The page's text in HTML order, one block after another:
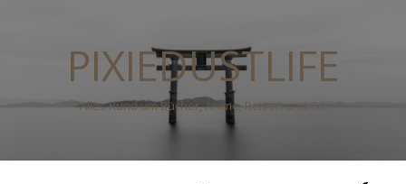
PIXIEDUSTLIFE
Alles Rund um Bücher, Anime, Reisen und Co.